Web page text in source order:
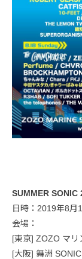
SUMMER SONIC
日時：2019年8月
会場：
[東京] ZOZO マリ
[大阪] 舞洲